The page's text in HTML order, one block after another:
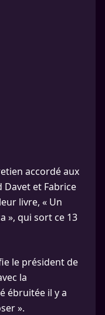
accordé aux
et Fabrice
livre, « Un
», qui sort ce 13
le président de
la
ébruitée il y a
».